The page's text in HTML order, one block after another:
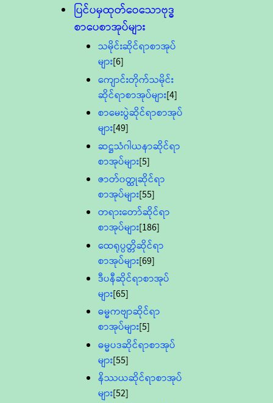
ပြင်ပမှထုတ်ဝေသောဗုဒ္ဓ
စာပေစာအုပ်များ
သမိုင်းဆိုင်ရာစာအုပ်
များ[6]
ကျောင်းတိုက်သမိုင်း
ဆိုင်ရာစာအုပ်များ[4]
စာမေးပွဲဆိုင်ရာစာအုပ်
များ[49]
ဆဋ္ဌသံဂါယနာဆိုင်ရာ
စာအုပ်များ[5]
ဇာတ်၀တ္ထုဆိုင်ရာ
စာအုပ်များ[55]
တရားတော်ဆိုင်ရာ
စာအုပ်များ[186]
ထေရုပ္ပတ္တိဆိုင်ရာ
စာအုပ်များ[69]
ဒီပနီဆိုင်ရာစာအုပ်
များ[65]
ဓမ္မကဗျာဆိုင်ရာ
စာအုပ်များ[5]
ဓမ္မပဒဆိုင်ရာစာအုပ်
များ[55]
နိဿယဆိုင်ရာစာအုပ်
များ[52]